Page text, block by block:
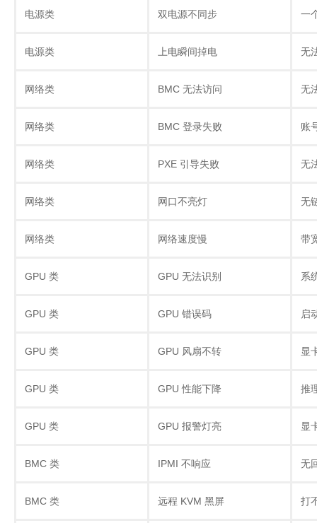
电源类 双电源不同步 一
电源类 上电瞬间掉电 无
网络类 BMC 无法访问 无
网络类 BMC 登录失败 账
网络类 PXE 引导失败 无
网络类 网口不亮灯 无
网络类 网络速度慢 带
GPU 类 GPU 无法识别 系
GPU 类 GPU 错误码 启
GPU 类 GPU 风扇不转 显
GPU 类 GPU 性能下降 推
GPU 类 GPU 报警灯亮 显
BMC 类 IPMI 不响应 无
BMC 类 远程 KVM 黑屏 打